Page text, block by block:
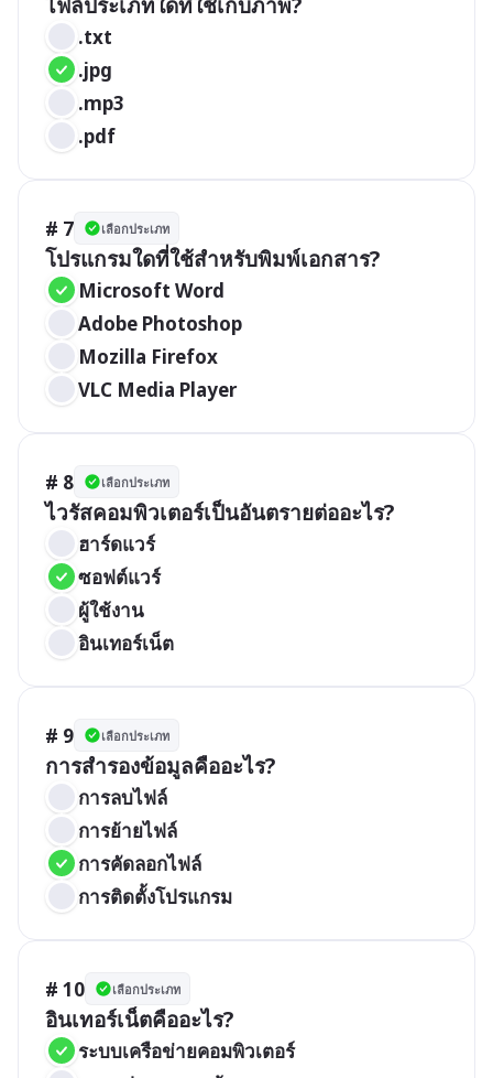
.txt
.jpg
.mp3
.pdf
# 7 เลือกประเภท
โปรแกรมใดที่ใช้สำหรับพิมพ์เอกสาร?
Microsoft Word
Adobe Photoshop
Mozilla Firefox
VLC Media Player
# 8 เลือกประเภท
ไวรัสคอมพิวเตอร์เป็นอันตรายต่ออะไร?
ฮาร์ดแวร์
ซอฟต์แวร์
ผู้ใช้งาน
อินเทอร์เน็ต
# 9 เลือกประเภท
การสำรองข้อมูลคืออะไร?
การลบไฟล์
การย้ายไฟล์
การคัดลอกไฟล์
การติดตั้งโปรแกรม
# 10 เลือกประเภท
อินเทอร์เน็ตคืออะไร?
ระบบเครือข่ายคอมพิวเตอร์